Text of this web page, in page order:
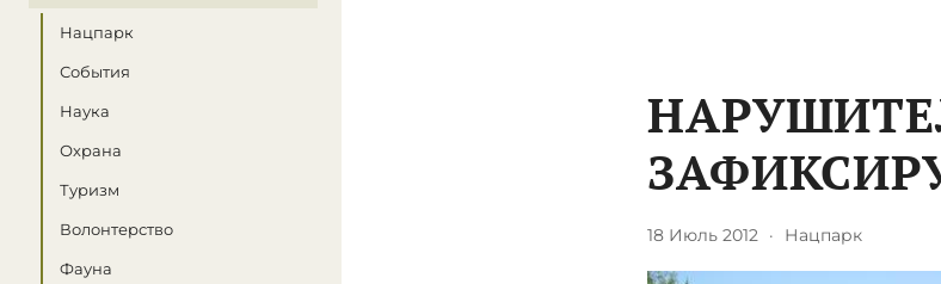
Нацпарк
События
Наука
Охрана
Туризм
Волонтерство
Фауна
18 Июль 2012 · Нацпарк